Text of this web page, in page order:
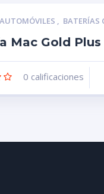
, BATERÍAS
Mac Gold
0 calificaciones